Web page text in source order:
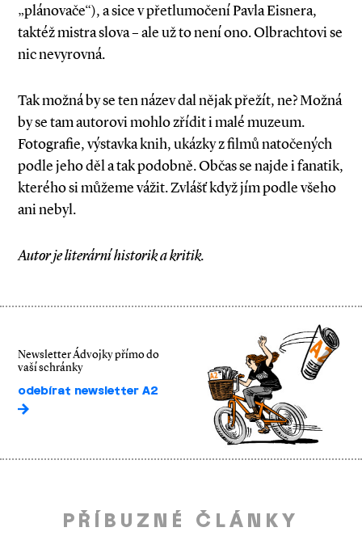
„plánovače“), a sice v přetlumočení Pavla Eisnera,
taktéž mistra slova – ale už to není ono. Olbrachtovi se
nic nevyrovná.
Tak možná by se ten název dal nějak přežít, ne? Možná
by se tam autorovi mohlo zřídit i malé muzeum.
Fotografie, výstavka knih, ukázky z filmů natočených
podle jeho děl a tak podobně. Občas se najde i fanatik,
kterého si můžeme vážit. Zvlášť když jím podle všeho
ani nebyl.
Autor je literární historik a kritik.
Newsletter Ádvojky přímo do
vaší schránky
odebírat newsletter A2
PŘÍBUZNÉ ČLÁNKY